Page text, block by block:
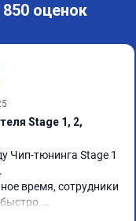
оценок
Stage 1, 2,
Чип-тюнинга Stage 1
время, сотрудники
устраивает.